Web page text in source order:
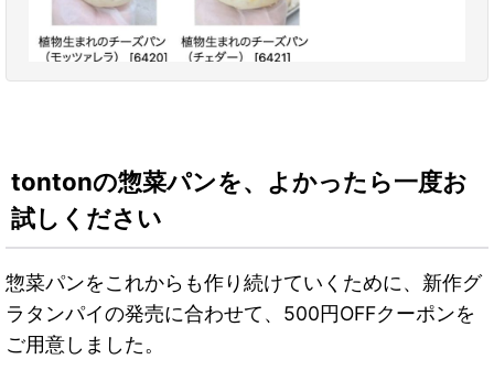
tontonの惣菜パンを、よかったら一度お
試しください
惣菜パンをこれからも作り続けていくために、新作グ
ラタンパイの発売に合わせて、500円OFFクーポンを
ご用意しました。